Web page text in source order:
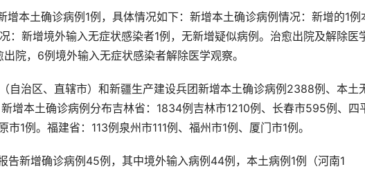
增本土确诊病例1例，具体情况如下：新增本土确诊病例情况：新增的1例
：新增境外输入无症状感染者1例，无新增疑似病例。治愈出院及解除医
院，6例境外输入无症状感染者解除医学观察。
自治区、直辖市）和新疆生产建设兵团新增本土确诊病例2388例、本土
增本土确诊病例分布吉林省：1834例吉林市1210例、长春市595例、四
1例。福建省：113例泉州市111例、福州市1例、厦门市1例。
新增确诊病例45例，其中境外输入病例44例，本土病例1例（河南1